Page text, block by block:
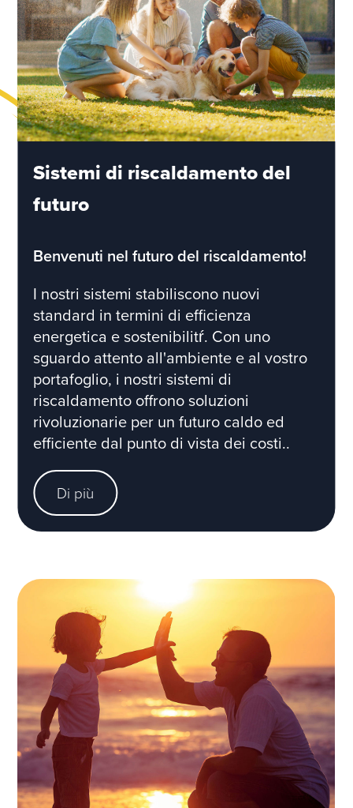
Sistemi di riscaldamento del
futuro
Benvenuti nel futuro del riscaldamento!
I nostri sistemi stabiliscono nuovi
standard in termini di efficienza
energetica e sostenibilitŕ. Con uno
sguardo attento all'ambiente e al vostro
portafoglio, i nostri sistemi di
riscaldamento offrono soluzioni
rivoluzionarie per un futuro caldo ed
efficiente dal punto di vista dei costi..
Di più